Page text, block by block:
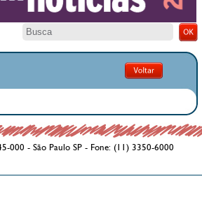
000 - São Paulo SP - Fone: (11) 3350-6000